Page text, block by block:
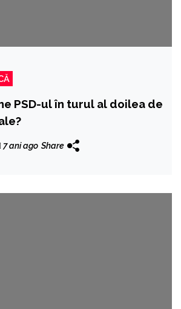
PSD-ul în turul al doilea de
7 ani ago Share